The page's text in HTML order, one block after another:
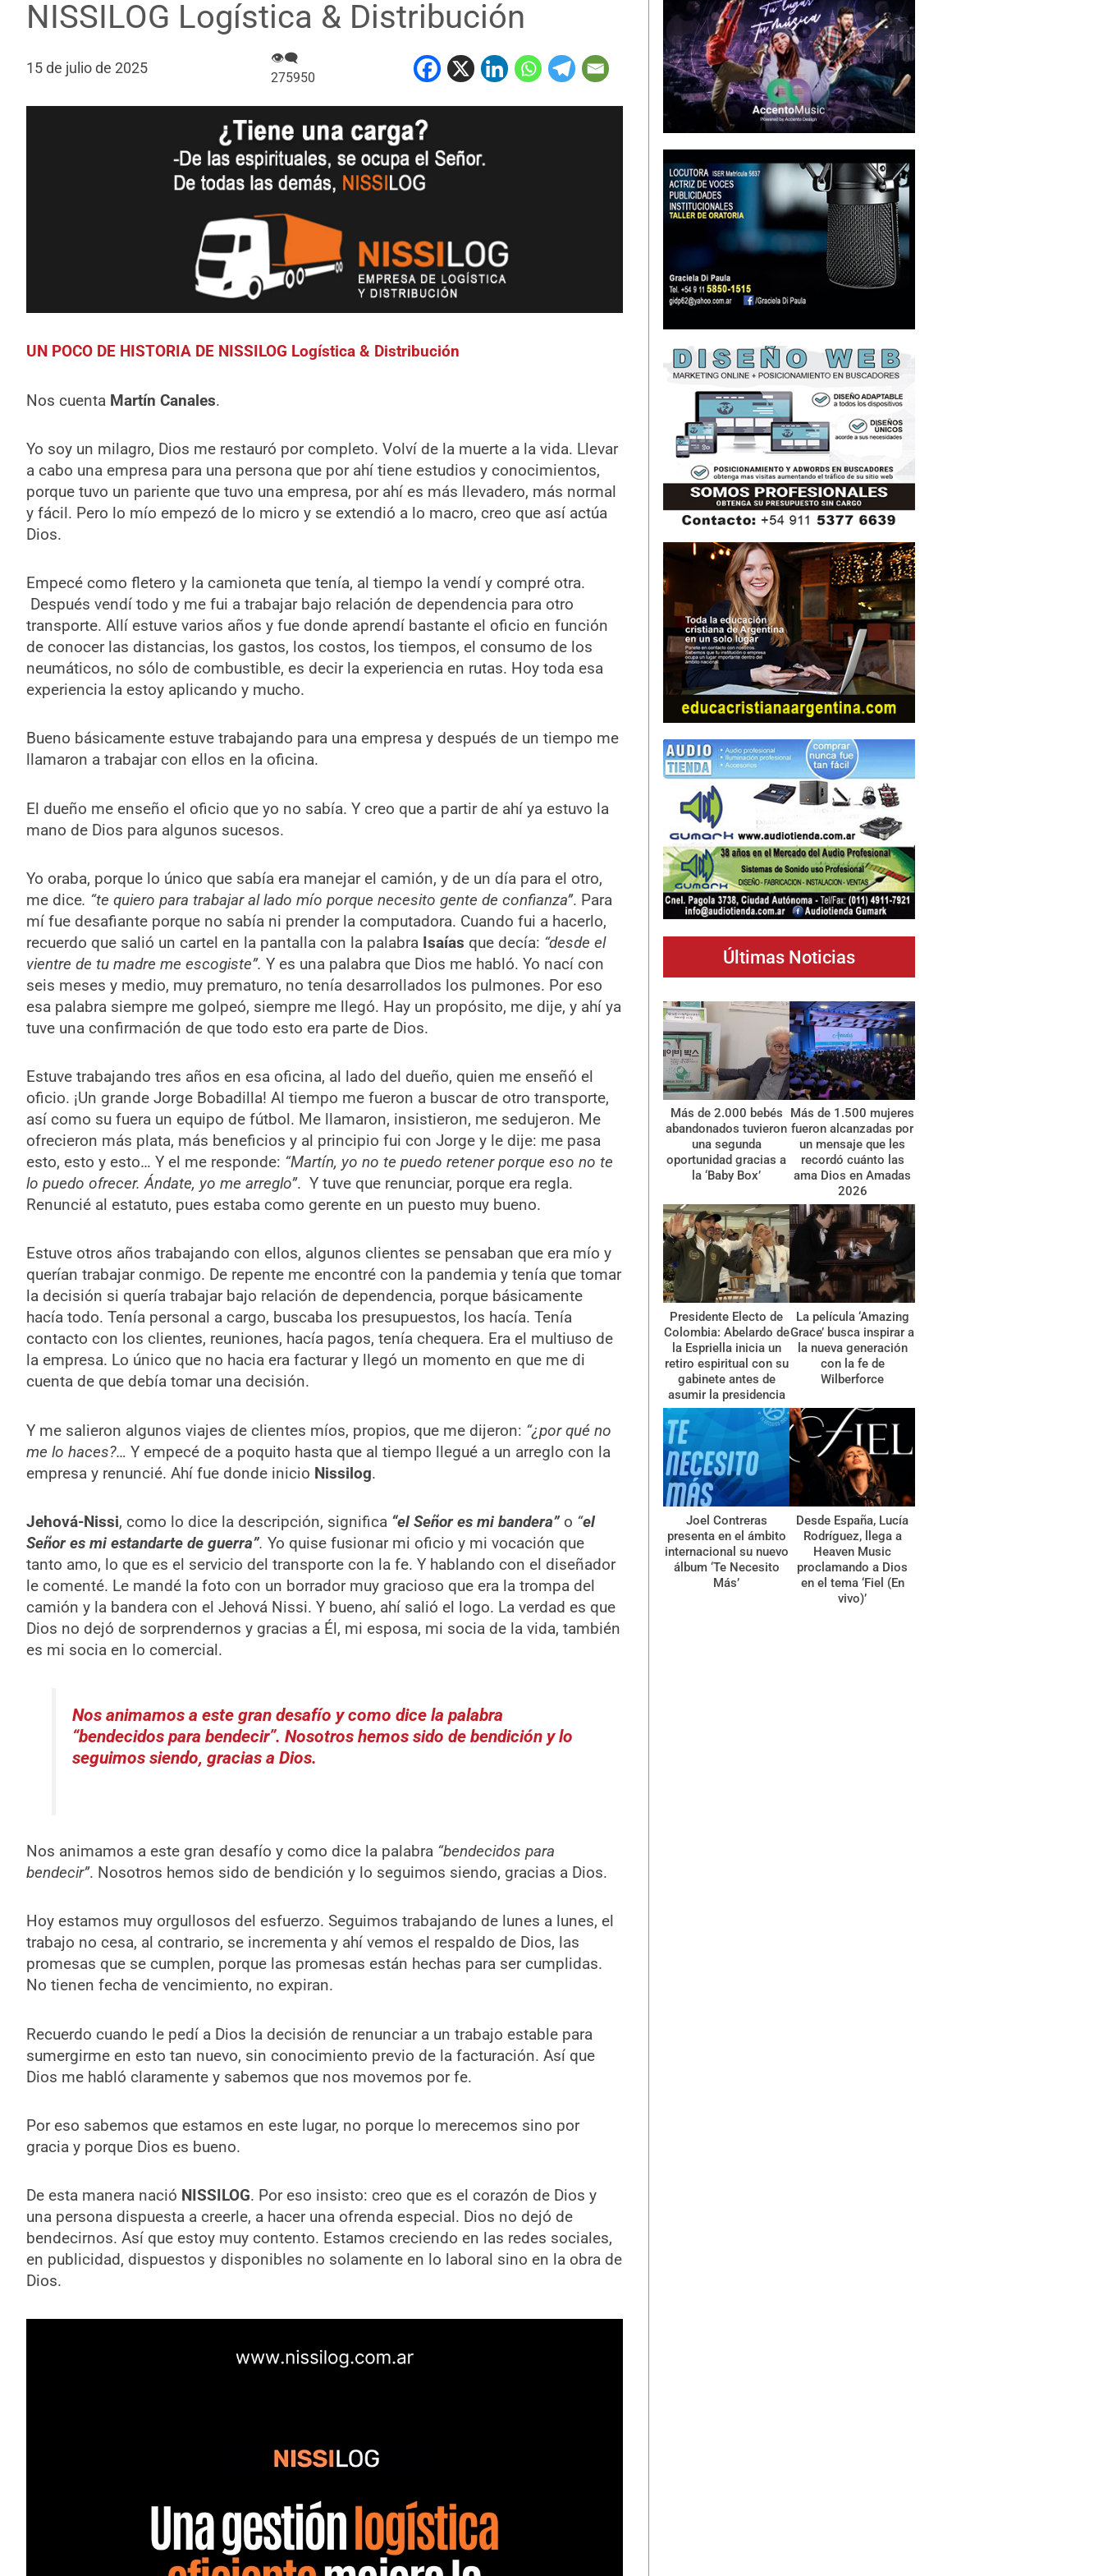
NISSILOG Logística & Distribución
15 de julio de 2025
👁‍🗨
275950
UN POCO DE HISTORIA DE NISSILOG Logística & Distribución
Nos cuenta Martín Canales.
Yo soy un milagro, Dios me restauró por completo. Volví de la muerte a la vida. Llevar
a cabo una empresa para una persona que por ahí tiene estudios y conocimientos,
porque tuvo un pariente que tuvo una empresa, por ahí es más llevadero, más normal
y fácil. Pero lo mío empezó de lo micro y se extendió a lo macro, creo que así actúa
Dios.
Empecé como fletero y la camioneta que tenía, al tiempo la vendí y compré otra.
Después vendí todo y me fui a trabajar bajo relación de dependencia para otro
transporte. Allí estuve varios años y fue donde aprendí bastante el oficio en función
de conocer las distancias, los gastos, los costos, los tiempos, el consumo de los
neumáticos, no sólo de combustible, es decir la experiencia en rutas. Hoy toda esa
experiencia la estoy aplicando y mucho.
Bueno básicamente estuve trabajando para una empresa y después de un tiempo me
llamaron a trabajar con ellos en la oficina.
El dueño me enseño el oficio que yo no sabía. Y creo que a partir de ahí ya estuvo la
mano de Dios para algunos sucesos.
Yo oraba, porque lo único que sabía era manejar el camión, y de un día para el otro,
me dice. “te quiero para trabajar al lado mío porque necesito gente de confianza”. Para
mí fue desafiante porque no sabía ni prender la computadora. Cuando fui a hacerlo,
recuerdo que salió un cartel en la pantalla con la palabra Isaías que decía: “desde el
vientre de tu madre me escogiste”. Y es una palabra que Dios me habló. Yo nací con
seis meses y medio, muy prematuro, no tenía desarrollados los pulmones. Por eso
esa palabra siempre me golpeó, siempre me llegó. Hay un propósito, me dije, y ahí ya
tuve una confirmación de que todo esto era parte de Dios.
Estuve trabajando tres años en esa oficina, al lado del dueño, quien me enseñó el
oficio. ¡Un grande Jorge Bobadilla! Al tiempo me fueron a buscar de otro transporte,
así como su fuera un equipo de fútbol. Me llamaron, insistieron, me sedujeron. Me
ofrecieron más plata, más beneficios y al principio fui con Jorge y le dije: me pasa
esto, esto y esto… Y el me responde: “Martín, yo no te puedo retener porque eso no te
lo puedo ofrecer. Ándate, yo me arreglo”. Y tuve que renunciar, porque era regla.
Renuncié al estatuto, pues estaba como gerente en un puesto muy bueno.
Estuve otros años trabajando con ellos, algunos clientes se pensaban que era mío y
querían trabajar conmigo. De repente me encontré con la pandemia y tenía que tomar
la decisión si quería trabajar bajo relación de dependencia, porque básicamente
hacía todo. Tenía personal a cargo, buscaba los presupuestos, los hacía. Tenía
contacto con los clientes, reuniones, hacía pagos, tenía chequera. Era el multiuso de
la empresa. Lo único que no hacia era facturar y llegó un momento en que me di
cuenta de que debía tomar una decisión.
Y me salieron algunos viajes de clientes míos, propios, que me dijeron: “¿por qué no
me lo haces?… Y empecé de a poquito hasta que al tiempo llegué a un arreglo con la
empresa y renuncié. Ahí fue donde inicio Nissilog.
Jehová-Nissi, como lo dice la descripción, significa “el Señor es mi bandera” o “el
Señor es mi estandarte de guerra”. Yo quise fusionar mi oficio y mi vocación que
tanto amo, lo que es el servicio del transporte con la fe. Y hablando con el diseñador
le comenté. Le mandé la foto con un borrador muy gracioso que era la trompa del
camión y la bandera con el Jehová Nissi. Y bueno, ahí salió el logo. La verdad es que
Dios no dejó de sorprendernos y gracias a Él, mi esposa, mi socia de la vida, también
es mi socia en lo comercial.
Nos animamos a este gran desafío y como dice la palabra
“bendecidos para bendecir”. Nosotros hemos sido de bendición y lo
seguimos siendo, gracias a Dios.
Nos animamos a este gran desafío y como dice la palabra “bendecidos para
bendecir”. Nosotros hemos sido de bendición y lo seguimos siendo, gracias a Dios.
Hoy estamos muy orgullosos del esfuerzo. Seguimos trabajando de lunes a lunes, el
trabajo no cesa, al contrario, se incrementa y ahí vemos el respaldo de Dios, las
promesas que se cumplen, porque las promesas están hechas para ser cumplidas.
No tienen fecha de vencimiento, no expiran.
Recuerdo cuando le pedí a Dios la decisión de renunciar a un trabajo estable para
sumergirme en esto tan nuevo, sin conocimiento previo de la facturación. Así que
Dios me habló claramente y sabemos que nos movemos por fe.
Por eso sabemos que estamos en este lugar, no porque lo merecemos sino por
gracia y porque Dios es bueno.
De esta manera nació NISSILOG. Por eso insisto: creo que es el corazón de Dios y
una persona dispuesta a creerle, a hacer una ofrenda especial. Dios no dejó de
bendecirnos. Así que estoy muy contento. Estamos creciendo en las redes sociales,
en publicidad, dispuestos y disponibles no solamente en lo laboral sino en la obra de
Dios.
Últimas Noticias
Más de 2.000 bebés
abandonados tuvieron
una segunda
oportunidad gracias a
la ‘Baby Box’
Más de 1.500 mujeres
fueron alcanzadas por
un mensaje que les
recordó cuánto las
ama Dios en Amadas
2026
Presidente Electo de
Colombia: Abelardo de
la Espriella inicia un
retiro espiritual con su
gabinete antes de
asumir la presidencia
La película ‘Amazing
Grace’ busca inspirar a
la nueva generación
con la fe de
Wilberforce
Joel Contreras
presenta en el ámbito
internacional su nuevo
álbum ‘Te Necesito
Más’
Desde España, Lucía
Rodríguez, llega a
Heaven Music
proclamando a Dios
en el tema ‘Fiel (En
vivo)’